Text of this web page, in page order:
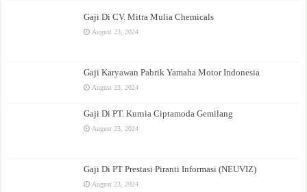
Gaji Di CV. Mitra Mulia Chemicals
August 23, 2024
Gaji Karyawan Pabrik Yamaha Motor Indonesia
August 23, 2024
Gaji Di PT. Kurnia Ciptamoda Gemilang
August 23, 2024
Gaji Di PT Prestasi Piranti Informasi (NEUVIZ)
August 23, 2024